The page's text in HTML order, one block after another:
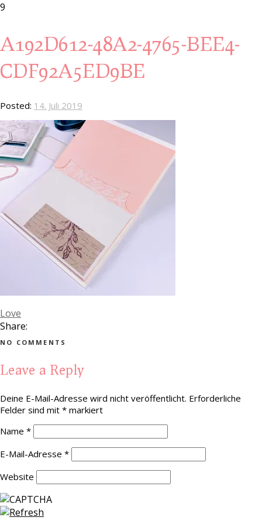
9
A192D612-48A2-4765-BEE4-
CDF92A5ED9BE
Posted: 14. Juli 2019
Love
Share:
NO COMMENTS
Leave a Reply
Deine E-Mail-Adresse wird nicht veröffentlicht. Erforderliche
Felder sind mit * markiert
Name *
E-Mail-Adresse *
Website